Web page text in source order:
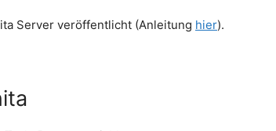
Server veröffentlicht (Anleitung hier).